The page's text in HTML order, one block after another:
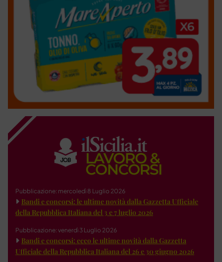
Pubblicazione: mercoledì 8 Luglio 2026
Bandi e concorsi: le ultime novità dalla Gazzetta Ufficiale
della Repubblica Italiana del 3 e 7 luglio 2026
Pubblicazione: venerdì 3 Luglio 2026
Bandi e concorsi: ecco le ultime novità dalla Gazzetta
Ufficiale della Repubblica Italiana del 26 e 30 giugno 2026